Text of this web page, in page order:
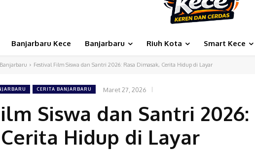
Banjarbaru Kece Banjarbaru Riuh Kota Smart Kece
Festival Film Siswa dan Santri 2026: Rasa Dimasak, Cerita Hidup di Layar
CERITA BANJARBARU Maret 27, 2026
Siswa dan Santri 2026:
Hidup di Layar